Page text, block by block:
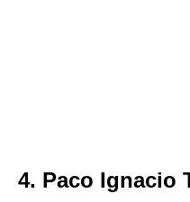
4. Paco Ignacio